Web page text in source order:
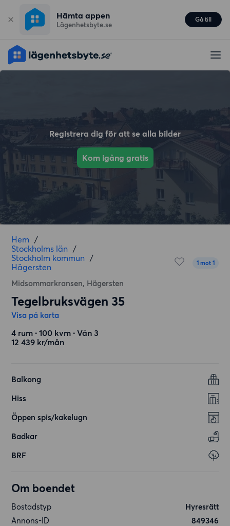
Hämta appen
Lägenhetsbyte.se
Gå till
Registrera dig för att se alla bilder
Kom igång gratis
Hem /
Stockholms län /
Stockholm kommun /
Hägersten
Midsommarkransen, Hägersten
1 mot 1
Tegelbruksvägen 35
Visa på karta
4 rum ∙ 100 kvm ∙ Vån 3
12 439 kr/mån
Balkong
Hiss
Öppen spis/kakelugn
Badkar
BRF
Om boendet
Bostadstyp
Hyresrätt
Annons-ID
849346